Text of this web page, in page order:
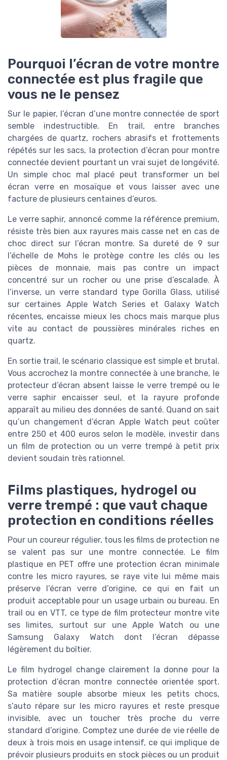
Pourquoi l’écran de votre montre
connectée est plus fragile que
vous ne le pensez
Sur le papier, l’écran d’une montre connectée de sport
semble indestructible. En trail, entre branches
chargées de quartz, rochers abrasifs et frottements
répétés sur les sacs, la protection d’écran pour montre
connectée devient pourtant un vrai sujet de longévité.
Un simple choc mal placé peut transformer un bel
écran verre en mosaïque et vous laisser avec une
facture de plusieurs centaines d’euros.
Le verre saphir, annoncé comme la référence premium,
résiste très bien aux rayures mais casse net en cas de
choc direct sur l’écran montre. Sa dureté de 9 sur
l’échelle de Mohs le protège contre les clés ou les
pièces de monnaie, mais pas contre un impact
concentré sur un rocher ou une prise d’escalade. À
l’inverse, un verre standard type Gorilla Glass, utilisé
sur certaines Apple Watch Series et Galaxy Watch
récentes, encaisse mieux les chocs mais marque plus
vite au contact de poussières minérales riches en
quartz.
En sortie trail, le scénario classique est simple et brutal.
Vous accrochez la montre connectée à une branche, le
protecteur d’écran absent laisse le verre trempé ou le
verre saphir encaisser seul, et la rayure profonde
apparaît au milieu des données de santé. Quand on sait
qu’un changement d’écran Apple Watch peut coûter
entre 250 et 400 euros selon le modèle, investir dans
un film de protection ou un verre trempé à petit prix
devient soudain très rationnel.
Films plastiques, hydrogel ou
verre trempé : que vaut chaque
protection en conditions réelles
Pour un coureur régulier, tous les films de protection ne
se valent pas sur une montre connectée. Le film
plastique en PET offre une protection écran minimale
contre les micro rayures, se raye vite lui même mais
préserve l’écran verre d’origine, ce qui en fait un
produit acceptable pour un usage urbain ou bureau. En
trail ou en VTT, ce type de film protecteur montre vite
ses limites, surtout sur une Apple Watch ou une
Samsung Galaxy Watch dont l’écran dépasse
légèrement du boîtier.
Le film hydrogel change clairement la donne pour la
protection d’écran montre connectée orientée sport.
Sa matière souple absorbe mieux les petits chocs,
s’auto répare sur les micro rayures et reste presque
invisible, avec un toucher très proche du verre
standard d’origine. Comptez une durée de vie réelle de
deux à trois mois en usage intensif, ce qui implique de
prévoir plusieurs produits en stock pièces ou un produit